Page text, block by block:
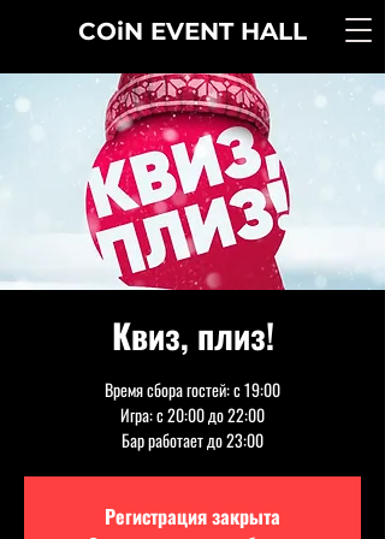
COiN EVENT HALL
Квиз, плиз!
Время сбора гостей: с 19:00
Игра: с 20:00 до 22:00
Бар работает до 23:00
Регистрация закрыта